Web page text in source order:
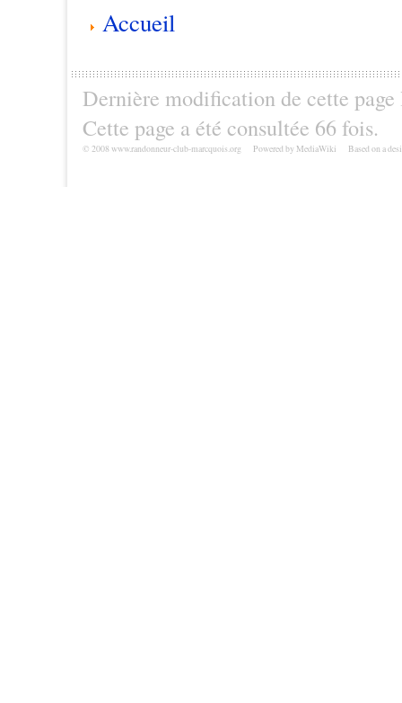
Accueil
Dernière modification de cette
Cette page a été consultée 66 fois.
© 2008 www.randonneur-club-marcquois.org Powered by MediaWiki Based on a